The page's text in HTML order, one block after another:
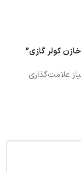
کولر گازی”
علامت‌گذاری